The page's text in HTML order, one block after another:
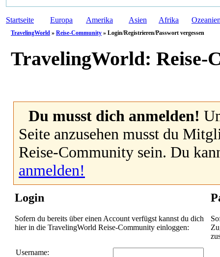
Startseite Europa Amerika Asien Afrika
TravelingWorld » Reise-Community » Login/Registrieren/Passwort vergessen
TravelingWorld: Reise-
Du musst dich anmelden!
Seite anzusehen musst du
Reise-Community sein. Du
anmelden!
Login
Sofern du bereits über einen Account verfügst kannst du dich
hier in die TravelingWorld Reise-Community einloggen:
Username: